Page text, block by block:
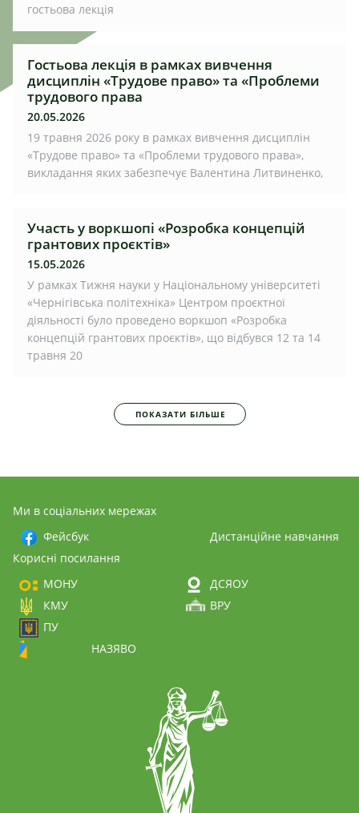
гостьова лекція
Гостьова лекція в рамках вивчення
дисциплін «Трудове право» та «Проблеми
трудового права
20.05.2026
19 травня 2026 року в рамках вивчення дисциплін
«Трудове право» та «Проблеми трудового права»,
викладання яких забезпечує Валентина Литвиненко,
Участь у воркшопі «Розробка концепцій
грантових проєктів»
15.05.2026
У рамках Тижня науки у Національному університеті
«Чернігівська політехніка» Центром проєктної
діяльності було проведено воркшоп «Розробка
концепцій грантових проєктів», що відбувся 12 та 14
травня 20
ПОКАЗАТИ БІЛЬШЕ
Ми в соціальних мережах
Фейсбук
Дистанційне навчання
Корисні посилання
МОНУ
ДСЯОУ
КМУ
ВРУ
ПУ
НАЗЯВО